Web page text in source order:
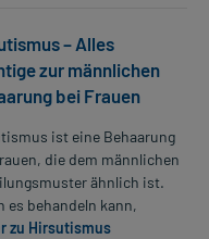
– Alles
zur männlichen
bei Frauen
ist eine Behaarung
die dem männlichen
ähnlich ist.
es behandeln kann,
zu Hirsutismus